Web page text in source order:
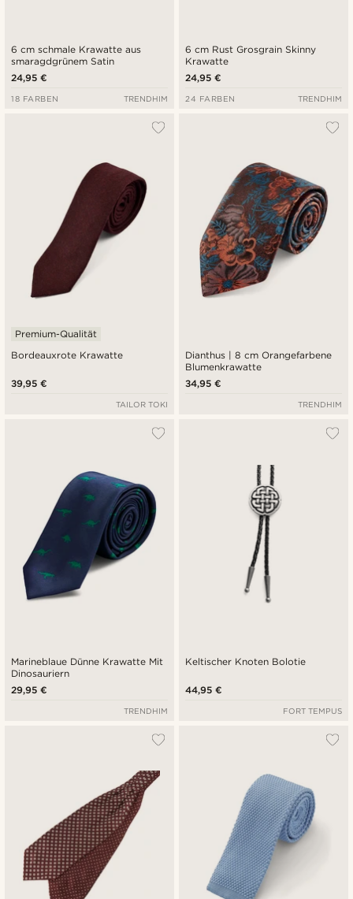
6 cm schmale Krawatte aus
smaragdgrünem Satin
24,95 €
18 FARBEN TRENDHIM
6 cm Rust Grosgrain Skinny
Krawatte
24,95 €
24 FARBEN TRENDHIM
Bordeauxrote Krawatte
Premium-Qualität
39,95 €
TAILOR TOKI
Dianthus | 8 cm Orangefarbene
Blumenkrawatte
34,95 €
TRENDHIM
Marineblaue Dünne Krawatte Mit
Dinosauriern
29,95 €
TRENDHIM
Keltischer Knoten Bolotie
44,95 €
FORT TEMPUS